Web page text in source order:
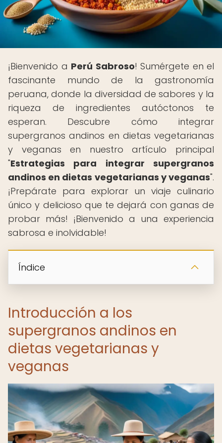
¡Bienvenido a Perú Sabroso! Sumérgete en el
fascinante mundo de la gastronomía
peruana, donde la diversidad de sabores y la
riqueza de ingredientes autóctonos te
esperan. Descubre cómo integrar
supergranos andinos en dietas vegetarianas
y veganas en nuestro artículo principal
"Estrategias para integrar supergranos
andinos en dietas vegetarianas y veganas".
¡Prepárate para explorar un viaje culinario
único y delicioso que te dejará con ganas de
probar más! ¡Bienvenido a una experiencia
sabrosa e inolvidable!
Índice
Introducción a los
supergranos andinos en
dietas vegetarianas y
veganas